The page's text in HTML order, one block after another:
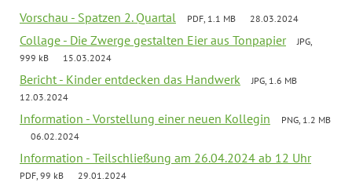
Vorschau - Spatzen 2. Quartal PDF, 1.1 MB 28.03.2024
Collage - Die Zwerge gestalten Eier aus Tonpapier
JPG,
999 kB
15.03.2024
Bericht - Kinder entdecken das Handwerk
JPG, 1.6 MB
12.03.2024
Information - Vorstellung einer neuen Kollegin
PNG, 1.2 MB
06.02.2024
Information - Teilschließung am 26.04.2024 ab 12 Uhr
PDF, 99 kB 29.01.2024